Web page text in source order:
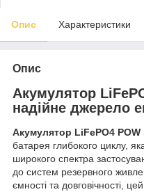
Опис Характеристики
Опис
Акумулятор
надійне джерело
Акумулятор LiFePO4 POW
батарея глибокого циклу,
широкого спектра
до систем резервного
ємності та довговічності,